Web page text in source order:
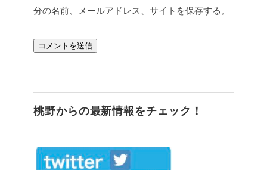
分の名前、メールアドレス、サイトを保存する。
桃野からの最新情報をチェック！